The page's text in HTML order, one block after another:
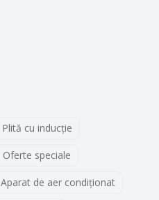
Plită cu inducţie
Oferte speciale
Aparat de aer condiționat